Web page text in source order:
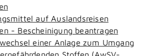
auf Auslandsreisen
- Bescheinigung beantragen
einer Anlage zum Umgang